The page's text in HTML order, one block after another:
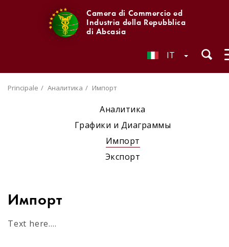
Camera di Commercio ed
Industria della Repubblica
di Abcasia
IT
Principale Аналитика Импорт
Аналитика
Графики и Диаграммы
Импорт
Экспорт
Импорт
Text here....